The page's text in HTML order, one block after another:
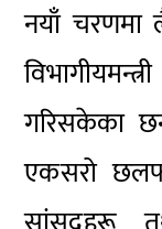
नयाँ चरणमा
गरिसकेका
एकसरो